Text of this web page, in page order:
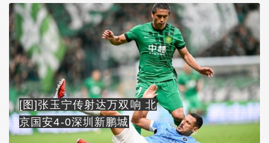
[图]张玉宁传射达万双响 北
京国安4-0深圳新鹏城